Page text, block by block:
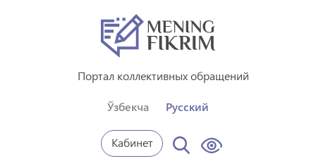
Портал коллективных обращений
Ўзбекча Русский
Кабинет